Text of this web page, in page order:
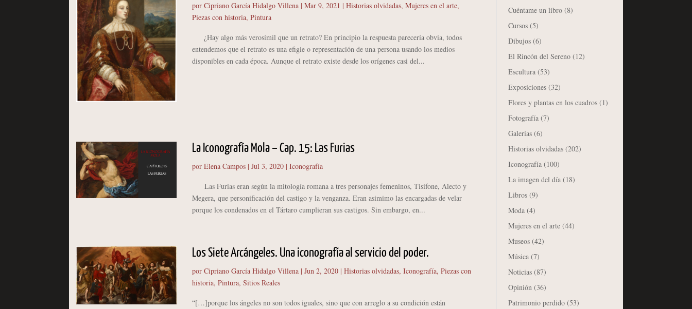
por Cipriano García Hidalgo Villena| Mar 9, 2021 | Historias olvidadas, Mujeres en el arte,
Piezas con historia, Pintura
¿Hay algo más verosímil que un retrato? En principio la respuesta parecería obvia, todos
entendemos que el retrato es una efigie o representación de una persona usando los medios
disponibles en cada época. Aunque el retrato existe desde los orígenes casi del...
La Iconografía Mola – Cap. 15: Las Furias
por Elena Campos| Jul 3, 2020| Iconografía
Las Furias eran según la mitología romana a tres personajes femeninos, Tisífone, Alecto y
Megera, que personificación del castigo y la venganza. Eran asimimo las encargadas de velar
porque los condenados en el Tártaro cumplieran sus castigos. Sin embargo, en...
Los Siete Arcángeles. Una iconografía al servicio del poder.
por Cipriano García Hidalgo Villena| Jun 2, 2020| Historias olvidadas, Iconografía, Piezas con
historia, Pintura, Sitios Reales
“[…]porque los ángeles no son todos iguales, sino que con arreglo a su condición están
Cuéntame un libro (8)
Cursos (5)
Dibujos (6)
El Rincón del Sereno (12)
Escultura (53)
Exposiciones (32)
Flores y plantas en los cuadros (1)
Fotografía (7)
Galerías (6)
Historias olvidadas (202)
Iconografía (100)
La imagen del día (18)
Libros (9)
Moda (4)
Mujeres en el arte (44)
Museos (42)
Música (7)
Noticias (87)
Opinión (36)
Patrimonio perdido (53)